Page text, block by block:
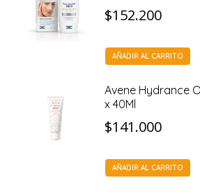
$152.200
AÑADIR AL CARRITO
Avene Hydrance
x 40Ml
$141.000
AÑADIR AL CARRITO